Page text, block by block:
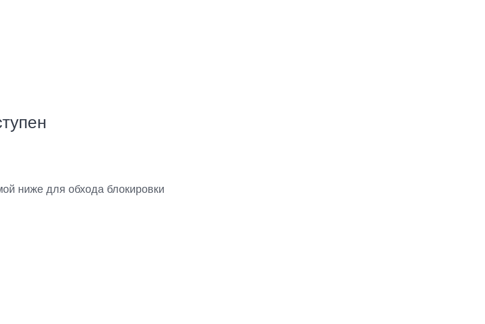
ниже для обхода блокировки